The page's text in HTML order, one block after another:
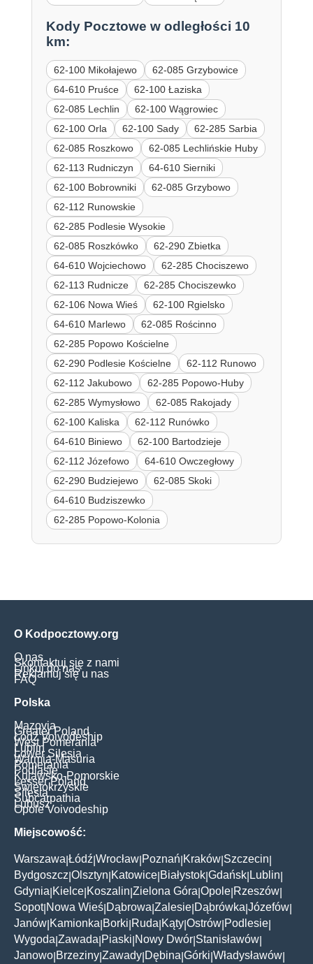
Kody Pocztowe w odległości 10
km:
62-100 Mikołajewo
62-085 Grzybowice
64-610 Pruśce
62-100 Łaziska
62-085 Lechlin
62-100 Wągrowiec
62-100 Orla
62-100 Sady
62-285 Sarbia
62-085 Roszkowo
62-085 Lechlińskie Huby
62-113 Rudniczyn
64-610 Sierniki
62-100 Bobrowniki
62-085 Grzybowo
62-112 Runowskie
62-285 Podlesie Wysokie
62-085 Roszkówko
62-290 Zbietka
64-610 Wojciechowo
62-285 Chociszewo
62-113 Rudnicze
62-285 Chociszewko
62-106 Nowa Wieś
62-100 Rgielsko
64-610 Marlewo
62-085 Rościnno
62-285 Popowo Kościelne
62-290 Podlesie Kościelne
62-112 Runowo
62-112 Jakubowo
62-285 Popowo-Huby
62-285 Wymysłowo
62-085 Rakojady
62-100 Kaliska
62-112 Runówko
64-610 Biniewo
62-100 Bartodzieje
62-112 Józefowo
64-610 Owczegłowy
62-290 Budziejewo
62-085 Skoki
64-610 Budziszewko
62-285 Popowo-Kolonia
O Kodpocztowy.org
O nas
Skontaktuj się z nami
Linkuj do nas
Reklamuj się u nas
FAQ
Polska
Mazovia
Greater Poland
Łódź Voivodeship
West Pomerania
Lublin
Lower Silesia
Warmia-Masuria
Pomerania
Podlasie
Kujawsko-Pomorskie
Lesser Poland
Świętokrzyskie
Silesia
Subcarpathia
Lubusz
Opole Voivodeship
Miejscowość:
Warszawa Łódź Wrocław Poznań Kraków Szczecin
Bydgoszcz Olsztyn Katowice Białystok Gdańsk Lublin
Gdynia Kielce Koszalin Zielona Góra Opole Rzeszów
Sopot| Nowa Wieś Dąbrowa Zalesie Dąbrówka Józefów
Janów Kamionka Borki Ruda Kąty Ostrów Podlesie
Wygoda Zawada Piaski Nowy Dwór Stanisławów
Janowo Brzeziny Zawady Dębina Górki Władysławów